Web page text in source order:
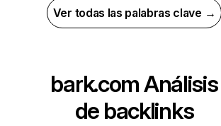
Ver todas las palabras clave →
bark.comAnálisis
de backlinks